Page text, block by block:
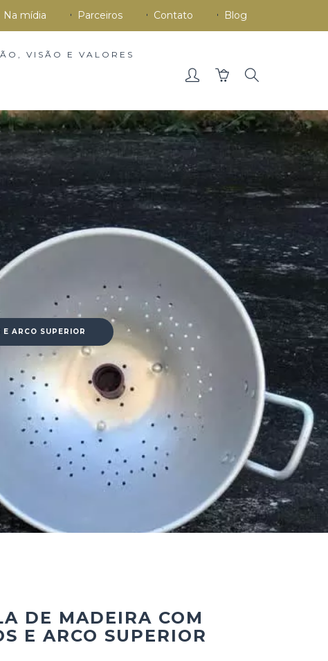
Na mídia Parceiros Contato Blog
VISÃO E VALORES
ARCO SUPERIOR
DE MADEIRA COM
E ARCO SUPERIOR